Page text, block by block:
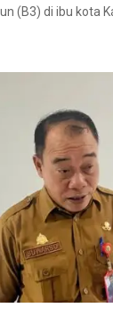
(B3) di ibu kota